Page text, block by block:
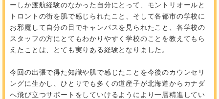
ーしか渡航経験のなかった自分にとって、モントリオールと
トロントの街を肌で感じられたこと、そして各都市の学校に
お邪魔して自分の目でキャンパスを見られたこと、各学校の
スタッフの方にとてもわかりやすく学校のことを教えてもら
えたことは、とても実りある経験となりました。
今回の出張で得た知識や肌で感じたことを今後のカウンセリ
ングに生かし、ひとりでも多くの道産子が北海道からカナダ
へ飛び立つサポートをしていけるようにより一層精進してい